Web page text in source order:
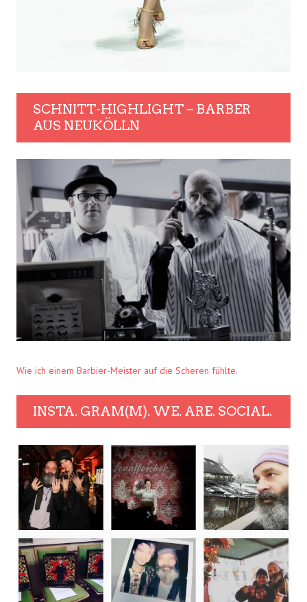
SCHNITT-HIGHLIGHT – BARBER
AUS NEUKÖLLN
Wie ich einem Barbier-Meister auf die Scheren fühlte.
INSTA. GRAM(M). WE. ARE. SOCIAL.